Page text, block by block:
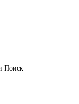
Поиск